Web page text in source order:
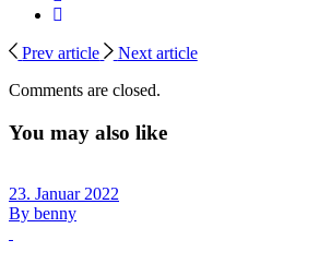
Prev article
Next article
Comments are closed.
You may also like
23. Januar 2022
By benny